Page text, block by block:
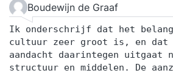
Boudewijn de Graaf
Ik onderschrijf dat het
cultuur zeer groot is, en dat
aandacht daarintegen uitgaat
structuur en middelen. De